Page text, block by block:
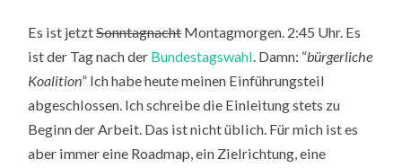
Es ist jetztSonntagnachtMontagmorgen. 2:45 Uhr. Es
ist der Tag nach der Bundestagswahl. Damn: “bürgerliche
Koalition” Ich habe heute meinen Einführungsteil
abgeschlossen. Ich schreibe die Einleitung stets zu
Beginn der Arbeit. Das ist nicht üblich. Für mich ist es
aber immer eine Roadmap, ein Zielrichtung, eine